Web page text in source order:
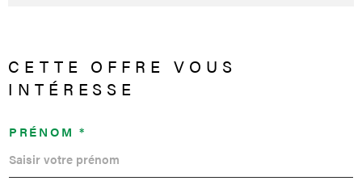
CETTE OFFRE
VOUS
INTÉRESSE
PRÉNOM *